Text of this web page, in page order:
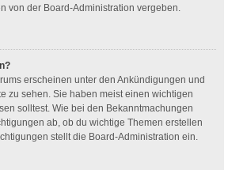
von der Board-Administration vergeben.
erscheinen unter den Ankündigungen und
zu sehen. Sie haben meist einen wichtigen
solltest. Wie bei den Bekanntmachungen
ab, ob du wichtige Themen erstellen
stellt die Board-Administration ein.